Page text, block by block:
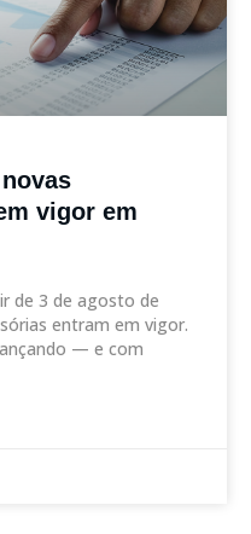
vigor em
de 3 de agosto de
entram em vigor.
— e com